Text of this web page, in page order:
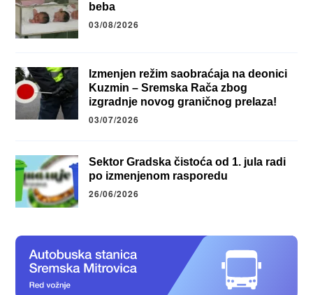
beba
03/08/2026
Izmenjen režim saobraćaja na deonici
Kuzmin – Sremska Rača zbog
izgradnje novog graničnog prelaza!
03/07/2026
Sektor Gradska čistoća od 1. jula radi
po izmenjenom rasporedu
26/06/2026